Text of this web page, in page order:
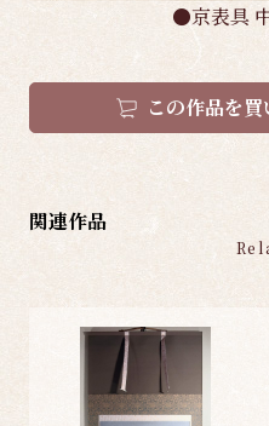
●京表具
この作品を
関連作品